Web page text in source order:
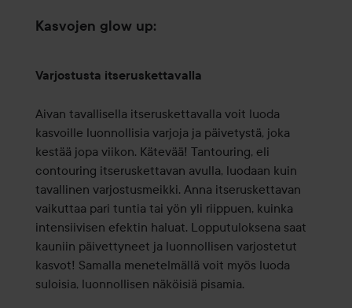
Kasvojen glow up:
Varjostusta itseruskettavalla
Aivan tavallisella itseruskettavalla voit luoda
kasvoille luonnollisia varjoja ja päivetystä, joka
kestää jopa viikon. Kätevää! Tantouring, eli
contouring itseruskettavan avulla, luodaan kuin
tavallinen varjostusmeikki. Anna itseruskettavan
vaikuttaa pari tuntia tai yön yli riippuen, kuinka
intensiivisen efektin haluat. Lopputuloksena saat
kauniin päivettyneet ja luonnollisen varjostetut
kasvot! Samalla menetelmällä voit myös luoda
suloisia, luonnollisen näköisiä pisamia.